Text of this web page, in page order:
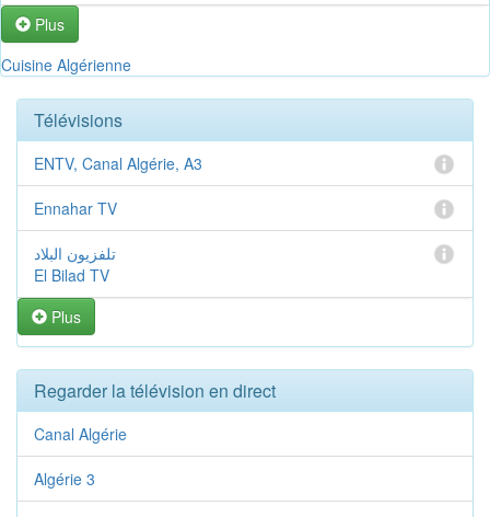
Plus
Cuisine Algérienne
Télévisions
ENTV, Canal Algérie, A3
Ennahar TV
تلفزيون البلاد
El Bilad TV
Plus
Regarder la télévision en direct
Canal Algérie
Algérie 3